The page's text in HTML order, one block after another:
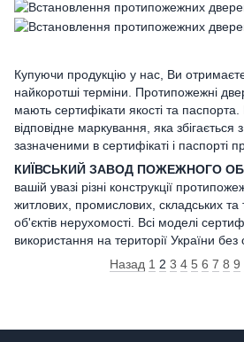
Купуючи продукцію у нас, Ви
найкоротші терміни. Протипожежні
мають сертифікати якості та
відповідне маркування, яка збігається
зазначеними в сертифікаті і паспорті
КИЇВСЬКИЙ ЗАВОД ПОЖЕЖНОГО
вашій увазі різні конструкції
житлових, промислових, складських та
об'єктів нерухомості. Всі моделі
використання на території України
Назад 1 2 3 4 5 6 7 8 9